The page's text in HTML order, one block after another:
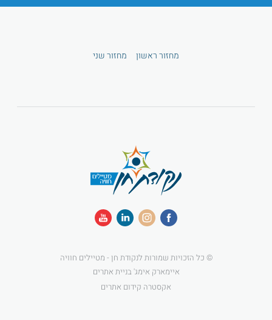
מחזור ראשון מחזור שני
© כל הזכויות שמורות לנקודת חן - מטיילים חוויה
איימארק אימג' בניית אתרים
אקסטרה קידום אתרים